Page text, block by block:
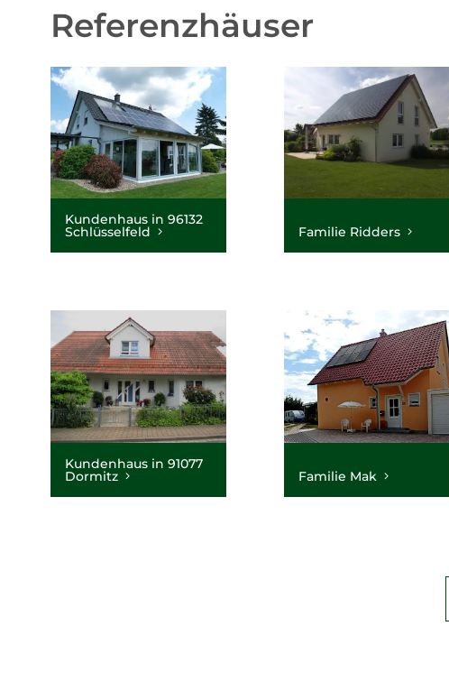
Referenzhäuser
Kundenhaus in 96132
Schlüsselfeld Familie Ridders
Kundenhaus in 91077
Dormitz Familie Mak